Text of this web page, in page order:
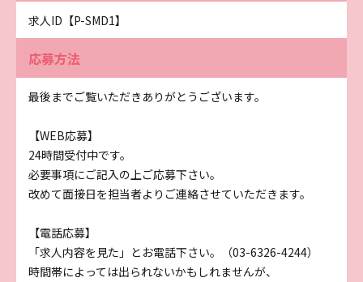
求人ID【P-SMD1】
応募方法
最後までご覧いただきありがとうございます。
【WEB応募】
24時間受付中です。
必要事項にご記入の上ご応募下さい。
改めて面接日を担当者よりご連絡させていただきます。
【電話応募】
「求人内容を見た」とお電話下さい。（03-6326-4244）
時間帯によっては出られないかもしれませんが、